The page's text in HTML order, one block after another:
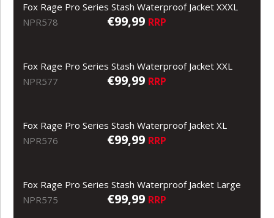
Fox Rage Pro Series Stash Waterproof Jacket XXXL
NPR578
€99,99 RRP
Fox Rage Pro Series Stash Waterproof Jacket XXL
NPR577
€99,99 RRP
Fox Rage Pro Series Stash Waterproof Jacket XL
NPR576
€99,99 RRP
Fox Rage Pro Series Stash Waterproof Jacket Large
NPR575
€99,99 RRP